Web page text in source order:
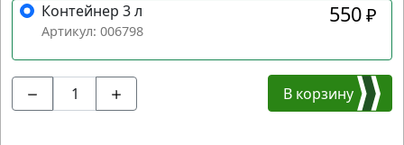
Контейнер 3 л
Артикул: 006798
550₽
В корзину